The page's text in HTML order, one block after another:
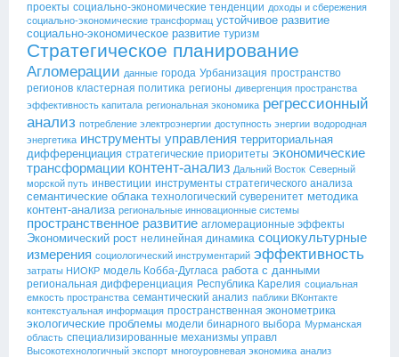
проекты социально-экономические тенденции доходы и сбережения
социально-экономические трансформац устойчивое развитие
социально-экономическое развитие туризм
Стратегическое планирование
Агломерации данные города Урбанизация пространство
регионов кластерная политика регионы дивергенция пространства
эффективность капитала региональная экономика регрессионный
анализ потребление электроэнергии доступность энергии водородная
энергетика инструменты управления территориальная
дифференциация стратегические приоритеты экономические
трансформации контент-анализ Дальний Восток Северный
морской путь инвестиции инструменты стратегического анализа
семантические облака технологический суверенитет методика
контент-анализа региональные инновационные системы
пространственное развитие агломерационные эффекты
Экономический рост нелинейная динамика социокультурные
измерения социологический инструментарий эффективность
затраты НИОКР модель Кобба-Дугласа работа с данными
региональная дифференциация Республика Карелия социальная
емкость пространства семантический анализ паблики ВКонтакте
контекстуальная информация пространственная эконометрика
экологические проблемы модели бинарного выбора Мурманская
область специализированные механизмы управл
Высокотехнологичный экспорт многоуровневая экономика анализ